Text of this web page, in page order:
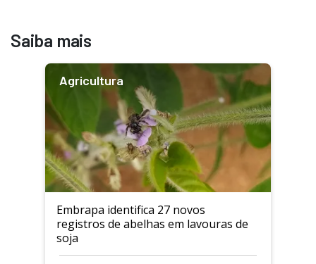
Saiba mais
Agricultura
Embrapa identifica 27 novos
registros de abelhas em lavouras de
soja